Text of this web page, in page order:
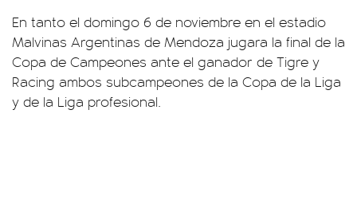
En tanto el domingo 6 de noviembre en el estadio
Malvinas Argentinas de Mendoza jugara la final de la
Copa de Campeones ante el ganador de Tigre y
Racing ambos subcampeones de la Copa de la Liga
y de la Liga profesional.